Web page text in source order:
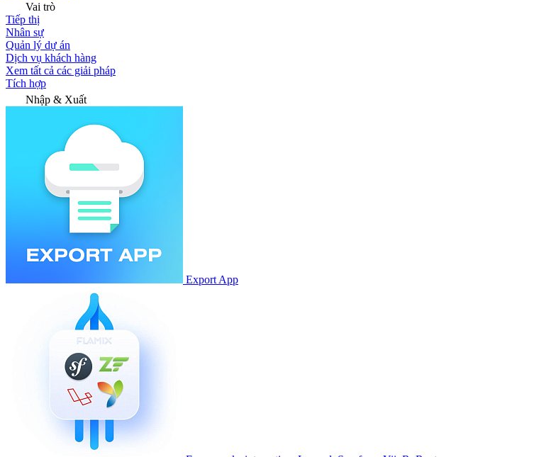
Vai trò
Tiếp thị
Nhân sự
Quản lý dự án
Dịch vụ khách hàng
Xem tất cả các giải pháp
Tích hợp
Nhập & Xuất
Export App